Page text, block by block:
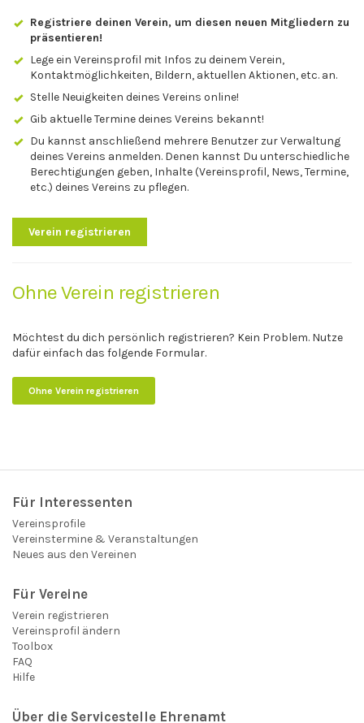
Registriere deinen Verein, um diesen neuen Mitgliedern zu
präsentieren!
Lege ein Vereinsprofil mit Infos zu deinem Verein,
Kontaktmöglichkeiten, Bildern, aktuellen Aktionen, etc. an.
Stelle Neuigkeiten deines Vereins online!
Gib aktuelle Termine deines Vereins bekannt!
Du kannst anschließend mehrere Benutzer zur Verwaltung
deines Vereins anmelden. Denen kannst Du unterschiedliche
Berechtigungen geben, Inhalte (Vereinsprofil, News, Termine,
etc.) deines Vereins zu pflegen.
Verein registrieren
Ohne Verein registrieren
Möchtest du dich persönlich registrieren? Kein Problem. Nutze
dafür einfach das folgende Formular.
Ohne Verein registrieren
Für Interessenten
Vereinsprofile
Vereinstermine & Veranstaltungen
Neues aus den Vereinen
Für Vereine
Verein registrieren
Vereinsprofil ändern
Toolbox
FAQ
Hilfe
Über die Servicestelle Ehrenamt